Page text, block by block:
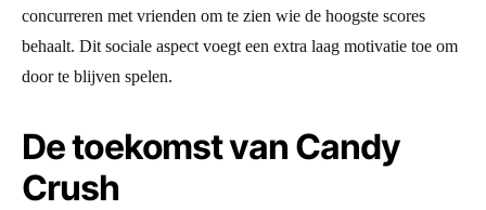
concurreren met vrienden om te zien wie de hoogste scores
behaalt. Dit sociale aspect voegt een extra laag motivatie toe om
door te blijven spelen.
De toekomst van Candy
Crush